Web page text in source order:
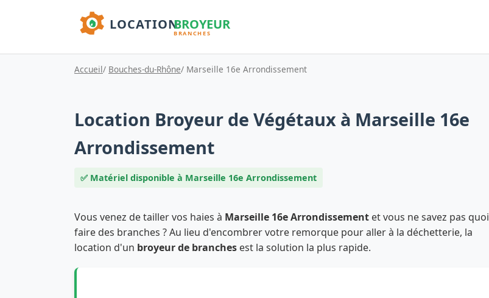
Accueil/ Bouches-du-Rhône/ Marseille 16e Arrondissement
Location Broyeur de Végétaux à Marseille 16e
Arrondissement
✅ Matériel disponible à Marseille 16e Arrondissement
Vous venez de tailler vos haies à Marseille 16e Arrondissement et vous ne savez pas quoi
faire des branches ? Au lieu d'encombrer votre remorque pour aller à la déchetterie, la
location d'un broyeur de branches est la solution la plus rapide.